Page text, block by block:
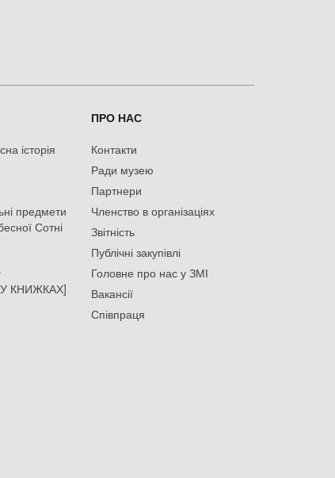
історія
предмети
Сотні
КНИЖКАХ]
ПРО НАС
Контакти
Ради музею
Партнери
Членство в організаціях
Звітність
Публічні закупівлі
Головне про нас у ЗМІ
Вакансії
Співпраця